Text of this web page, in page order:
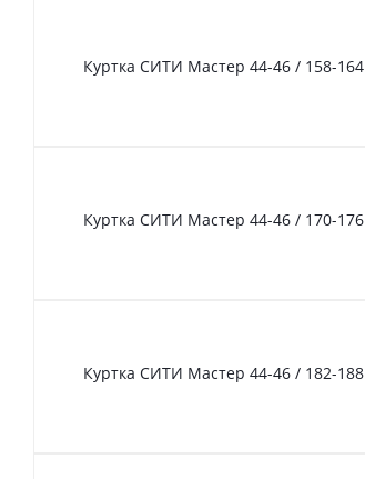
Куртка СИТИ Мастер 44-46 / 158-164
Куртка СИТИ Мастер 44-46 / 170-176
Куртка СИТИ Мастер 44-46 / 182-188